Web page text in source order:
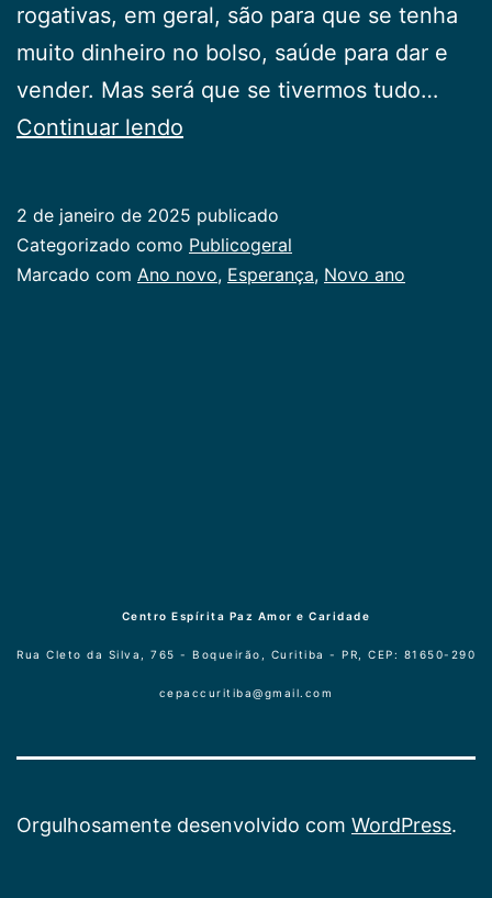
rogativas, em geral, são para que se tenha
muito dinheiro no bolso, saúde para dar e
vender. Mas será que se tivermos tudo…
Continuar lendo
2 de janeiro de 2025 publicado
Categorizado como Publicogeral
Marcado com Ano novo, Esperança, Novo ano
Centro Espírita Paz Amor e Caridade
Rua Cleto da Silva, 765 - Boqueirão, Curitiba - PR, CEP: 81650-290
cepaccuritiba@gmail.com
Orgulhosamente desenvolvido com WordPress.